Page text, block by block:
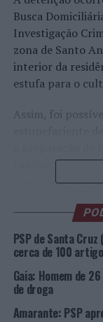
Busca
Investigação
zona de Santo
interior da
estufa para o
Assim, foi
canábis, 1
utensílios/
estupefacientes.
O cidadão em
Comarca do
de Termo de
PSP de Santa
cerca de 100
Gaia: Homem de
de droga
Amarante: PSP